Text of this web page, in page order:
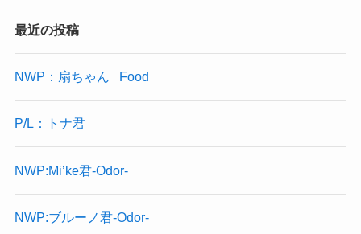
最近の投稿
NWP：扇ちゃん ｰFoodｰ
P/L：トナ君
NWP:Mi’ke君-Odor-
NWP:ブルーノ君-Odor-